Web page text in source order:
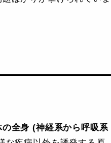
全身 (神経系から呼吸系